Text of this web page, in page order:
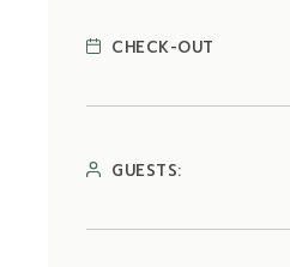
CHECK-OUT
GUESTS: